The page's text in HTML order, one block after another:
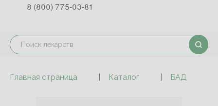
8 (800) 775-03-81
Главная страница Каталог БАД